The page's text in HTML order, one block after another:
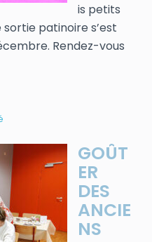
is petits
patinoire s’est
Rendez-vous
GOÛT
ER
DES
ANCIE
NS